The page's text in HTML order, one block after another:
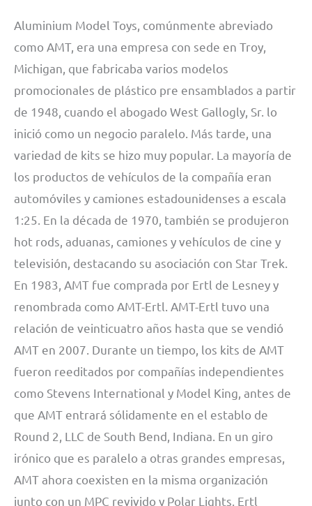
Aluminium Model Toys, comúnmente abreviado
como AMT, era una empresa con sede en Troy,
Michigan, que fabricaba varios modelos
promocionales de plástico pre ensamblados a partir
de 1948, cuando el abogado West Gallogly, Sr. lo
inició como un negocio paralelo. Más tarde, una
variedad de kits se hizo muy popular. La mayoría de
los productos de vehículos de la compañía eran
automóviles y camiones estadounidenses a escala
1:25. En la década de 1970, también se produjeron
hot rods, aduanas, camiones y vehículos de cine y
televisión, destacando su asociación con Star Trek.
En 1983, AMT fue comprada por Ertl de Lesney y
renombrada como AMT-Ertl. AMT-Ertl tuvo una
relación de veinticuatro años hasta que se vendió
AMT en 2007. Durante un tiempo, los kits de AMT
fueron reeditados por compañías independientes
como Stevens International y Model King, antes de
que AMT entrará sólidamente en el establo de
Round 2, LLC de South Bend, Indiana. En un giro
irónico que es paralelo a otras grandes empresas,
AMT ahora coexisten en la misma organización
junto con un MPC revivido y Polar Lights. Ertl